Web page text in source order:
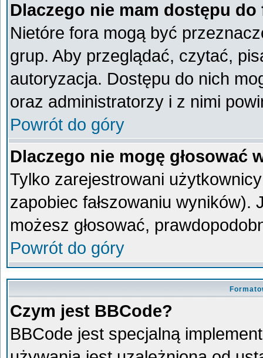
Dlaczego nie mam dostępu
Nietóre fora mogą być
grup. Aby przeglądać, czytać,
autoryzacja. Dostępu do nich
oraz administratorzy i z nimi
Powrót do góry
Dlaczego nie mogę głosować
Tylko zarejestrowani
zapobiec fałszowaniu wyników).
możesz głosować,
Powrót do góry
Czym jest BBCode?
BBCode jest specjalną